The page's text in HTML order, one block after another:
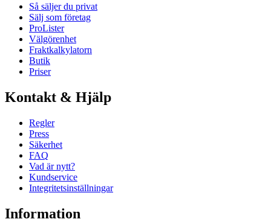
Så säljer du privat
Sälj som företag
ProLister
Välgörenhet
Fraktkalkylatorn
Butik
Priser
Kontakt & Hjälp
Regler
Press
Säkerhet
FAQ
Vad är nytt?
Kundservice
Integritetsinställningar
Information